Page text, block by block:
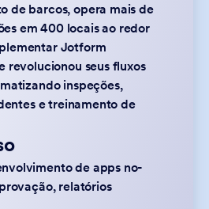
de barcos, opera mais de
em 400 locais ao redor
Jotform
revolucionou seus fluxos
inspeções,
e treinamento de
de apps no-
relatórios